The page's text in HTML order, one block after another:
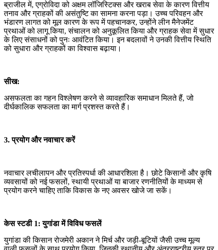
ब्राजील में, एग्रोविदा को अक्षम लॉजिस्टिक्स और खराब सेवा के कारण वित्तीय
तनाव और ग्राहकों की असंतुष्टि का सामना करना पड़ा। उच्च परिवहन और
भंडारण लागत को मूल कारण के रूप में पहचानकर, उन्होंने लीन मैनेजमेंट
प्रथाओं को लागू किया, संचालन को अनुकूलित किया और ग्राहक सेवा में सुधार
के लिए संसाधनों को पुनः आवंटित किया। इन बदलावों ने उनकी वित्तीय स्थिति
को सुधारा और ग्राहकों का विश्वास बढ़ाया।
सीख:
असफलता का गहन विश्लेषण करने से व्यावहारिक समाधान मिलते हैं, जो
दीर्घकालिक सफलता का मार्ग प्रशस्त करते हैं।
3. प्रयोग और नवाचार करें
नवाचार लचीलापन और प्रतिस्पर्धा की आधारशिला है। छोटे किसानों और कृषि
व्यवसायों को नई फसलों, स्थायी प्रथाओं या बाजार रणनीतियों के माध्यम से
प्रयोग करने चाहिए ताकि विकास के नए अवसर खोजे जा सकें।
केस स्टडी 1: युगांडा में विविध फसलें
युगांडा की किसान रोजमेरी अकान ने मिर्च और जड़ी-बूटियों जैसी उच्च मूल्य